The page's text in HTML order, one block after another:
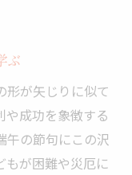
ぶ
形が矢じりに似て
や成功を象徴する
午の節句にこの沢
もが困難や災厄に